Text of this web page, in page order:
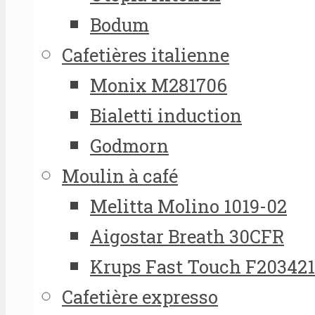
Bodum
Cafetières italienne
Monix M281706
Bialetti induction
Godmorn
Moulin à café
Melitta Molino 1019-02
Aigostar Breath 30CFR
Krups Fast Touch
Cafetière expresso